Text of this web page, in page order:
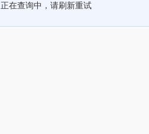
正在查询中，请刷新重试